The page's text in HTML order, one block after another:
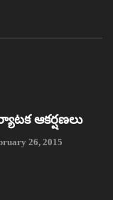
ఆకర్షణలు
26, 2015